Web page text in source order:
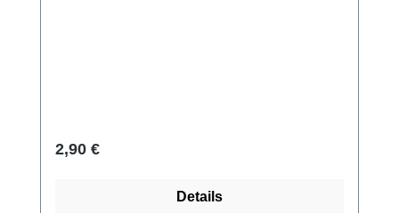
Regulärer Preis:
2,90 €
Details